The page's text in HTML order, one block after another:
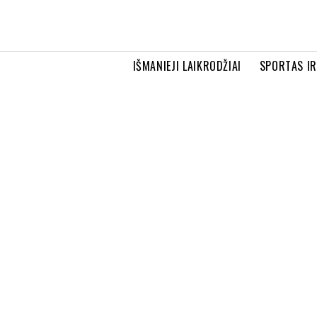
IŠMANIEJI LAIKRODŽIAI SPORTAS